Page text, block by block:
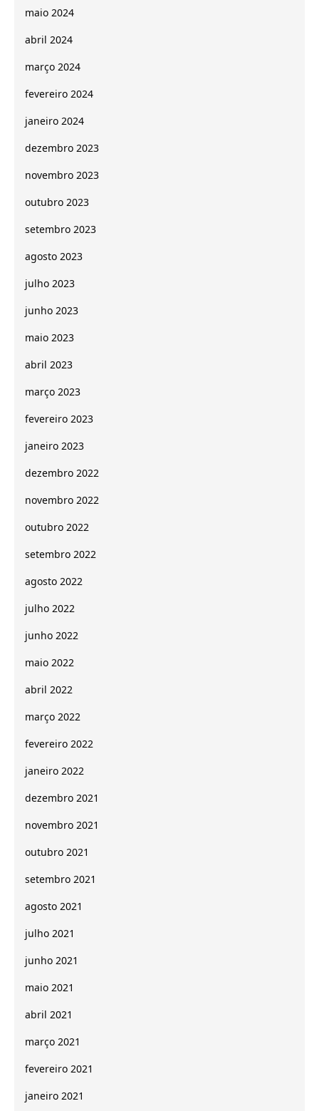
maio 2024
abril 2024
março 2024
fevereiro 2024
janeiro 2024
dezembro 2023
novembro 2023
outubro 2023
setembro 2023
agosto 2023
julho 2023
junho 2023
maio 2023
abril 2023
março 2023
fevereiro 2023
janeiro 2023
dezembro 2022
novembro 2022
outubro 2022
setembro 2022
agosto 2022
julho 2022
junho 2022
maio 2022
abril 2022
março 2022
fevereiro 2022
janeiro 2022
dezembro 2021
novembro 2021
outubro 2021
setembro 2021
agosto 2021
julho 2021
junho 2021
maio 2021
abril 2021
março 2021
fevereiro 2021
janeiro 2021